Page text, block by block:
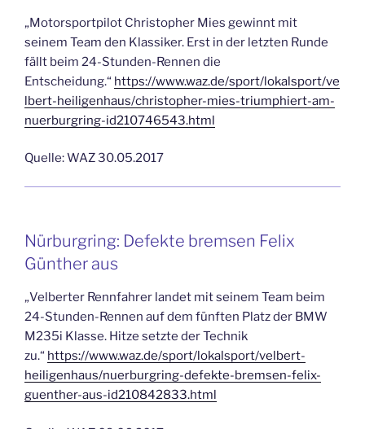
„Motorsportpilot Christopher Mies gewinnt mit
seinem Team den Klassiker. Erst in der letzten Runde
fällt beim 24-Stunden-Rennen die
Entscheidung.“ https://www.waz.de/sport/lokalsport/ve
lbert-heiligenhaus/christopher-mies-triumphiert-am-
nuerburgring-id210746543.html
Quelle: WAZ 30.05.2017
Nürburgring: Defekte bremsen Felix
Günther aus
„Velberter Rennfahrer landet mit seinem Team beim
24-Stunden-Rennen auf dem fünften Platz der BMW
M235i Klasse. Hitze setzte der Technik
zu.“ https://www.waz.de/sport/lokalsport/velbert-
heiligenhaus/nuerburgring-defekte-bremsen-felix-
guenther-aus-id210842833.html